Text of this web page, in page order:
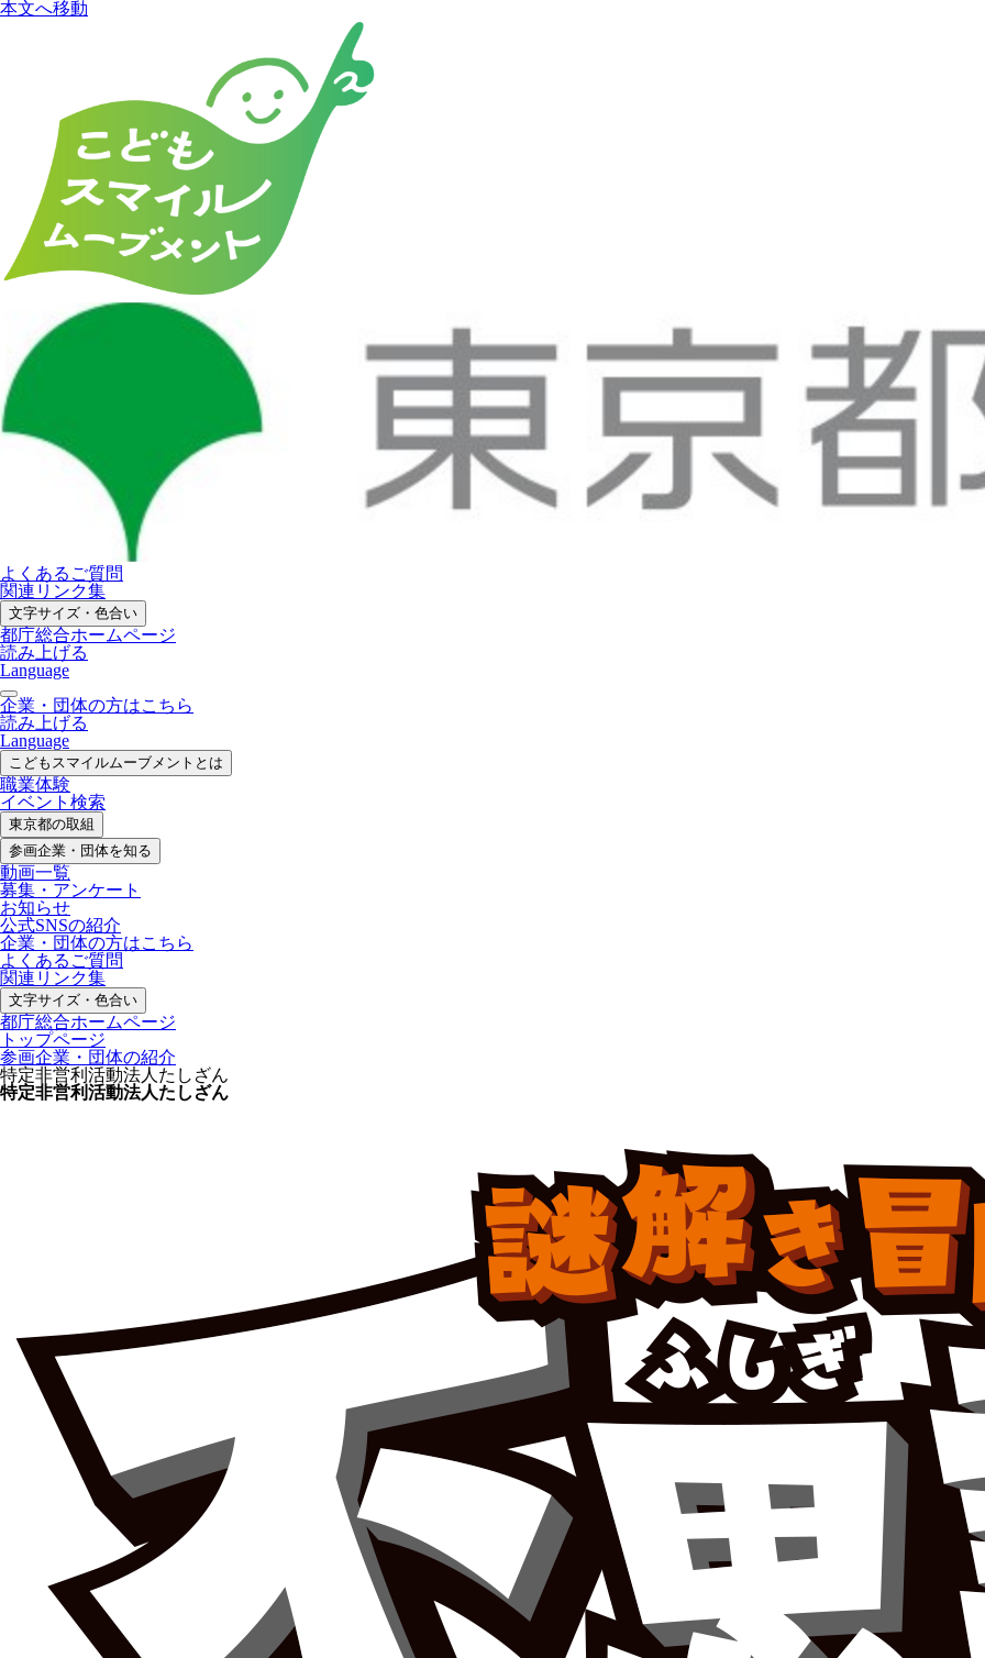
本文へ移動
よくあるご質問
関連リンク集
文字サイズ・色合い
都庁総合ホームページ
読み上げる
Language
企業・団体の方はこちら
読み上げる
Language
こどもスマイルムーブメントとは
職業体験
イベント検索
東京都の取組
参画企業・ 団体を知る
動画一覧
募集・ アンケート
お知らせ
公式SNSの紹介
企業・団体の方はこちら
よくあるご質問
関連リンク集
文字サイズ・色合い
都庁総合ホームページ
トップページ
参画企業・団体の紹介
特定非営利活動法人たしざん
特定非営利活動法人たしざん